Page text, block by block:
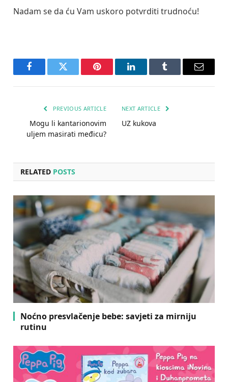
Nadam se da ću Vam uskoro potvrditi trudnoću!
FacebookTwitter Pinterest LinkedInTumblr Email
PREVIOUS ARTICLE
Mogu li kantarionovim
uljem masirati međicu?
NEXT ARTICLE
UZ kukova
RELATED POSTS
Noćno presvlačenje bebe: savjeti za mirniju
rutinu